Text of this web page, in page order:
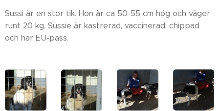
Sussi är en stor tik. Hon är ca 50-55 cm hög och väger
runt 20 kg. Sussie är kastrerad, vaccinerad, chippad
och har EU-pass.